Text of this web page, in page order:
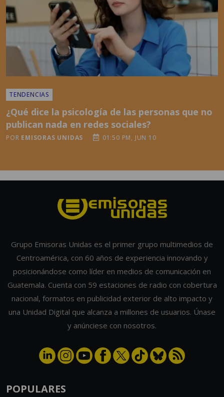
TENDENCIAS
¿Qué dice la psicología de las personas que no
publican nada en redes sociales?
POR EMISORAS UNIDAS 01:50 PM, JUN 10
Grupo Emisoras Unidas es el primer grupo multimedios de
Centroamérica, con 60 años de experiencia innovando y
posicionándose como líder en medios de comunicación en
Guatemala. Cuenta con 59 estaciones de radio con cobertura
nacional, formatos en publicidad exterior de alto impacto y
una Unidad Digital que alcanza a millones de usuarios. Únase
y anúnciese con nosotros.
POPULARES